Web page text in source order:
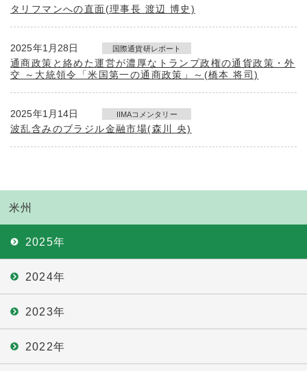
タリフマンへの直面(理事長 渡辺 博史)
2025年1月28日 国際通貨研レポート
通商政策と絡めた運営が濃厚なトランプ政権の通貨政策・外
交 ～大統領令「米国第一の通商政策」～(橋本 将司)
2025年1月14日 IIMAコメンタリー
波乱含みのブラジル金融市場(森川 央)
米州
2025年
2024年
2023年
2022年